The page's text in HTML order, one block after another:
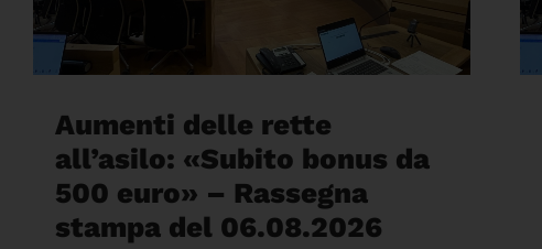
Aumenti delle rette
all’asilo: «Subito bonus da
500 euro» – Rassegna
stampa del 06.08.2026